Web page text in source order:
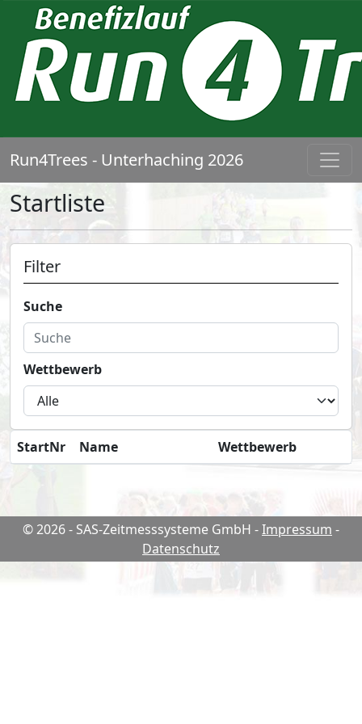
Run4Trees - Unterhaching 2026
Startliste
Filter
Suche
Wettbewerb
StartNr Name Wettbewerb
© 2026 - SAS-Zeitmesssysteme GmbH -Impressum -
Datenschutz